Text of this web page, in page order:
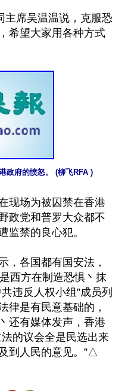
主席吴温温说，克服恐
希望大家用各种方式
政府的愤怒。 (柳飞RFA )
现场为被囚禁在香港
政党和普罗大众都不
监禁的良心犯。
，各国都有国安法，
西方在制造恐惧丶抹
违反人权小组”成员列
律是有民意基础的，
还有媒体发声，香港
的议会全是民选出来